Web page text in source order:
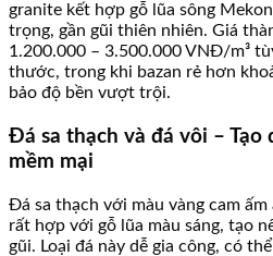
granite kết hợp gỗ lũa sông
trọng, gần gũi thiên nhiên. Giá
1.200.000 – 3.500.000 VNĐ/m³
thước, trong khi bazan rẻ hơn
bảo độ bền vượt trội.
Đá sa thạch và đá vôi – Tạo
mềm mại
Đá sa thạch với màu vàng cam
rất hợp với gỗ lũa màu sáng, tạo
gũi. Loại đá này dễ gia công, có